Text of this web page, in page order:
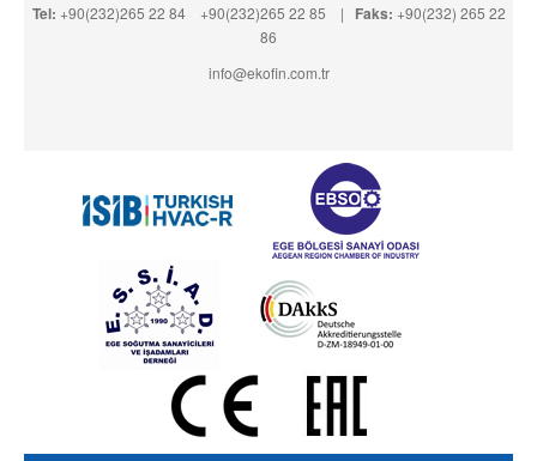
Tel: +90(232)265 22 84 +90(232)265 22 85 | Faks: +90(232) 265 22
86
info@ekofin.com.tr